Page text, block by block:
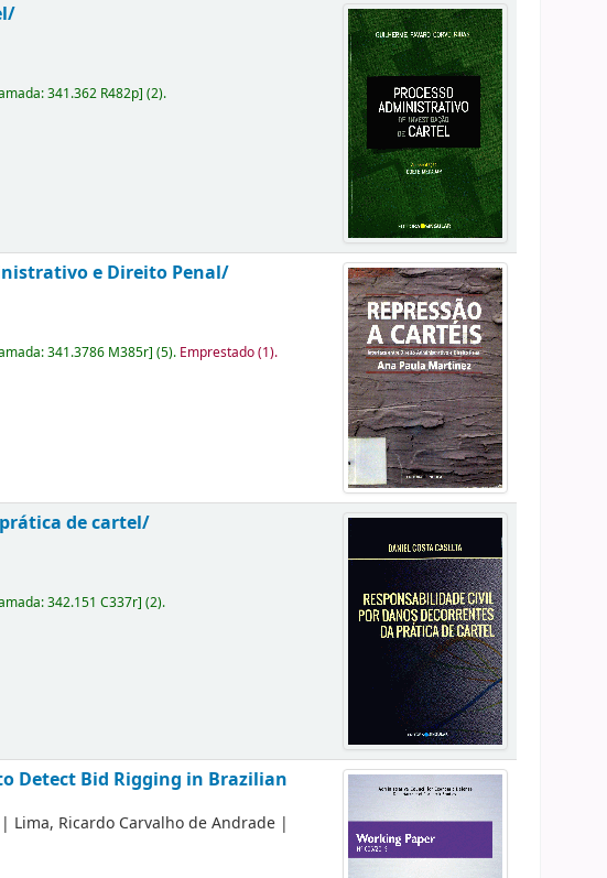
341.362 R482p](2).
e Direito Penal/
341.3786 M385r](5). Emprestado (1).
de cartel/
342.151 C337r](2).
Detect Bid Rigging in Brazilian
| Lima, Ricardo Carvalho de Andrade |